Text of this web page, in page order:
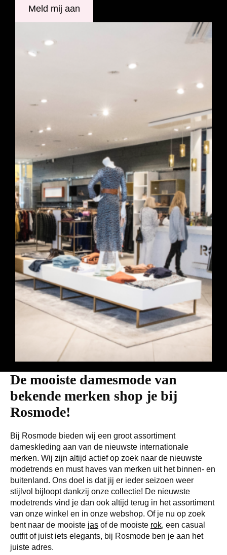
Meld mij aan
De mooiste damesmode van
bekende merken shop je bij
Rosmode!
Bij Rosmode bieden wij een groot assortiment
dameskleding aan van de nieuwste internationale
merken. Wij zijn altijd actief op zoek naar de nieuwste
modetrends en must haves van merken uit het binnen- en
buitenland. Ons doel is dat jij er ieder seizoen weer
stijlvol bijloopt dankzij onze collectie! De nieuwste
modetrends vind je dan ook altijd terug in het assortiment
van onze winkel en in onze webshop. Of je nu op zoek
bent naar de mooiste jas of de mooiste rok, een casual
outfit of juist iets elegants, bij Rosmode ben je aan het
juiste adres.